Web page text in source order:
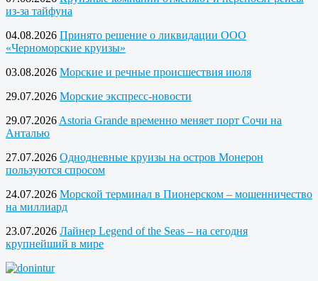
из-за тайфуна
04.08.2026 Принято решение о ликвидации ООО
«Черноморские круизы»
03.08.2026 Морские и речные происшествия июля
29.07.2026 Морские экспресс-новости
29.07.2026 Astoria Grande временно меняет порт Сочи на
Анталью
27.07.2026 Однодневные круизы на остров Монерон
пользуются спросом
24.07.2026 Морской терминал в Пионерском – мошенничество
на миллиард
23.07.2026 Лайнер Legend of the Seas – на сегодня
крупнейший в мире